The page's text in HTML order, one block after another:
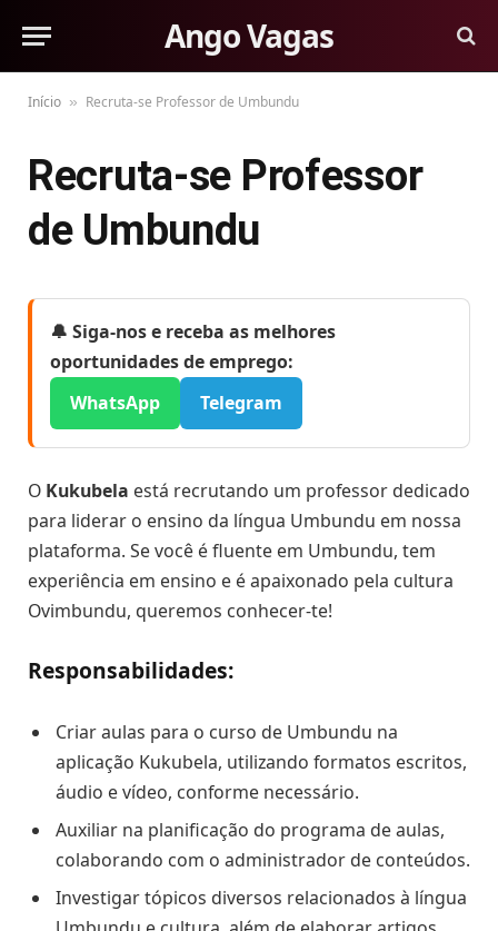
Ango Vagas
Início » Recruta-se Professor de Umbundu
Recruta-se Professor
de Umbundu
🔔 Siga-nos e receba as melhores
oportunidades de emprego:
WhatsApp
Telegram
O Kukubela está recrutando um professor dedicado
para liderar o ensino da língua Umbundu em nossa
plataforma. Se você é fluente em Umbundu, tem
experiência em ensino e é apaixonado pela cultura
Ovimbundu, queremos conhecer-te!
Responsabilidades:
Criar aulas para o curso de Umbundu na
aplicação Kukubela, utilizando formatos escritos,
áudio e vídeo, conforme necessário.
Auxiliar na planificação do programa de aulas,
colaborando com o administrador de conteúdos.
Investigar tópicos diversos relacionados à língua